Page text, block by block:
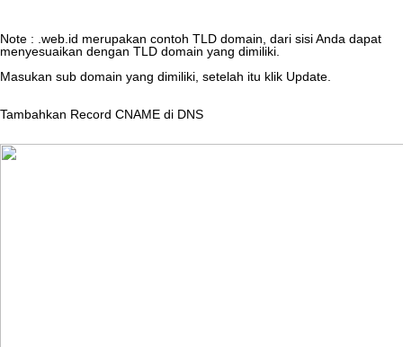
Note : web id merupakan contoh TLD domain dari sisiAnda dapat
menyesuaikan dengan TLD domain yang dimiliki
Masukan sub domain yang dimiliki setelah itu klik Update
Tambahkan Record CNAME di DNS